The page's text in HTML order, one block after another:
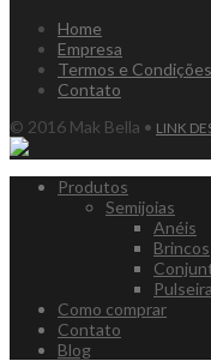
Home
Empresa
Termos e Condições
Contato
© 2016 Mak Bella • LINK
Produtos
Semijoias
Anéis
Brincos
Como comprar
Contato
Blog